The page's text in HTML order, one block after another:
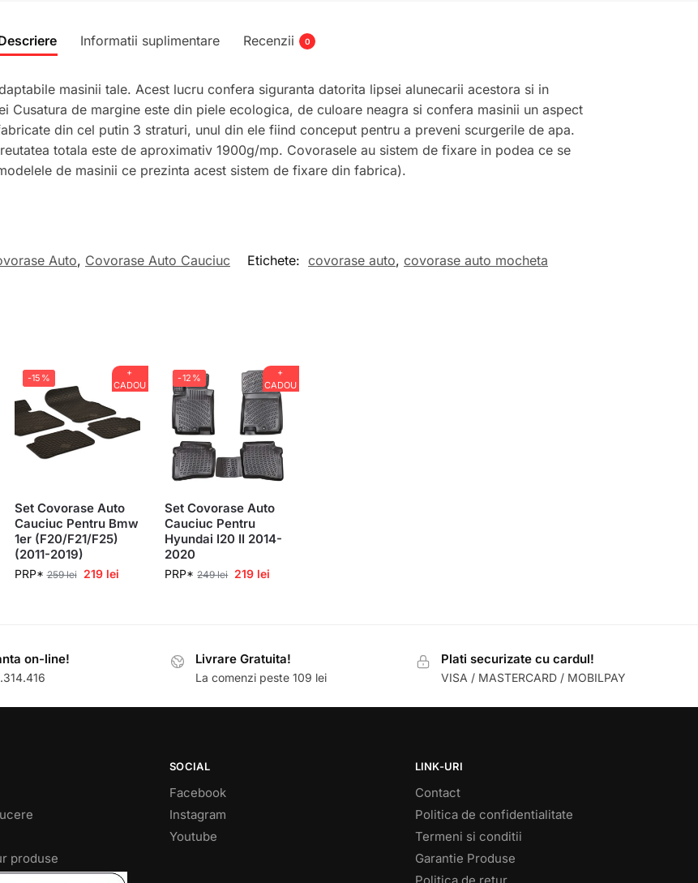
Informatii suplimentare Recenzii 0
masinii tale. Acest lucru confera siguranta datorita lipsei alunecarii acestora si in
Cusatura de margine este din piele ecologica, de culoare neagra si confera masinii un aspect
din cel putin 3 straturi, unul din ele fiind conceput pentru a preveni scurgerile de apa.
totala este de aproximativ 1900g/mp. Covorasele au sistem de fixare in podea ce se
de masinii ce prezinta acest sistem de fixare din fabrica).
Auto, Covorase Auto Cauciuc Etichete: covorase auto, covorase auto mocheta
+
CADOU
-15%
Set Covorase Auto
Cauciuc Pentru Bmw
1er (F20/F21/F25)
(2011-2019)
PRP*259lei 219 lei
+
CADOU
-12%
Set Covorase Auto
Cauciuc Pentru
Hyundai I20 II 2014-
2020
PRP*249lei 219 lei
on-line! Livrare Gratuita!
La comenzi peste 109 lei
Plati securizate cu cardul!
VISA / MASTERCARD / MOBILPAY
produse
SOCIAL
Facebook
Instagram
Youtube
LINK-URI
Contact
Politica de confidentialitate
Termeni si conditii
Garantie Produse